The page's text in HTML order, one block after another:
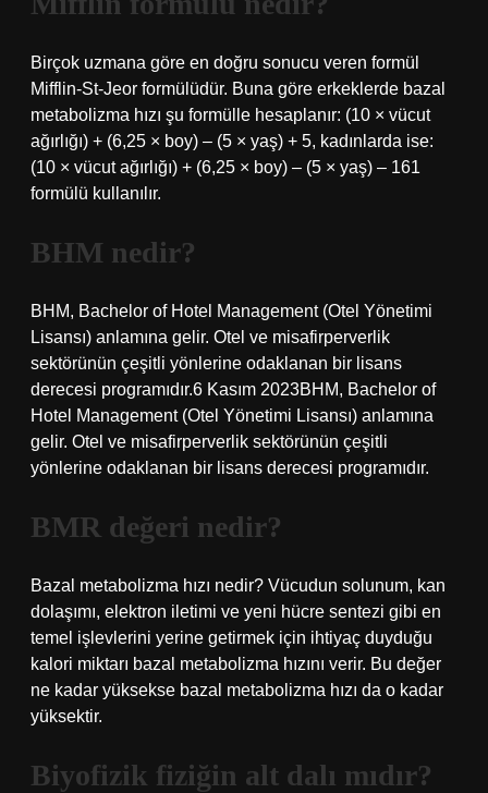
Birçok uzmana göre en doğru sonucu veren formül
Mifflin-St-Jeor formülüdür. Buna göre erkeklerde bazal
metabolizma hızı şu formülle hesaplanır: (10 × vücut
ağırlığı) + (6,25 × boy) – (5 × yaş) + 5, kadınlarda ise:
(10 × vücut ağırlığı) + (6,25 × boy) – (5 × yaş) – 161
formülü kullanılır.
BHM nedir?
BHM, Bachelor of Hotel Management (Otel Yönetimi
Lisansı) anlamına gelir. Otel ve misafirperverlik
sektörünün çeşitli yönlerine odaklanan bir lisans
derecesi programıdır.6 Kasım 2023BHM, Bachelor of
Hotel Management (Otel Yönetimi Lisansı) anlamına
gelir. Otel ve misafirperverlik sektörünün çeşitli
yönlerine odaklanan bir lisans derecesi programıdır.
BMR değeri nedir?
Bazal metabolizma hızı nedir? Vücudun solunum, kan
dolaşımı, elektron iletimi ve yeni hücre sentezi gibi en
temel işlevlerini yerine getirmek için ihtiyaç duyduğu
kalori miktarı bazal metabolizma hızını verir. Bu değer
ne kadar yüksekse bazal metabolizma hızı da o kadar
yüksektir.
Biyofizik fiziğin alt dalı mıdır?